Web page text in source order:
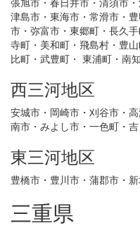
津島市・東海市・常滑市・
市・弥富市・東郷町・長久
寺町・美和町・飛島村・豊
比町・武豊町・ 東浦町・南
西三河地区
安城市・岡崎市・刈谷市・
南市・みよし市・一色町・
東三河地区
豊橋市・豊川市・蒲郡市・
三重県